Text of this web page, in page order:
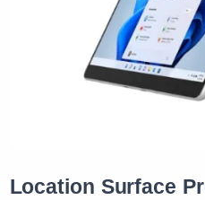
Location Surface